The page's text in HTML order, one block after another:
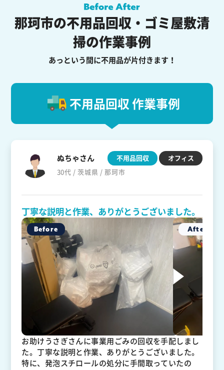
那珂市の不用品回収・ゴミ屋敷清
掃の作業事例
あっという間に不用品が片付きます！
不用品回収 作業事例
ぬちゃさん
30代 / 茨城県 / 那珂市
不用品回収 オフィス
丁寧な説明と作業、ありがとうございました。
お助けうさぎさんに事業用ごみの回収を手配しまし
た。丁寧な説明と作業、ありがとうございました。
特に、発泡スチロールの処分に手間取っていたの